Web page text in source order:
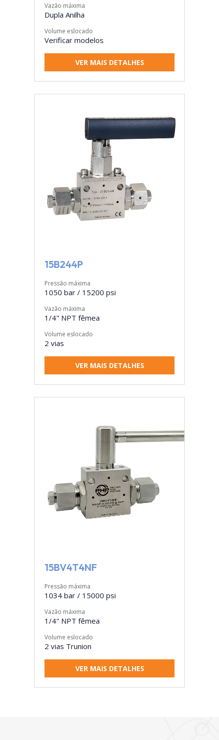
Vazão máxima
Dupla Anilha
Volume eslocado
Verificar modelos
VER MAIS DETALHES
15B244P
Pressão máxima
1050 bar / 15200 psi
Vazão máxima
1/4" NPT fêmea
Volume eslocado
2 vias
VER MAIS DETALHES
15BV4T4NF
Pressão máxima
1034 bar / 15000 psi
Vazão máxima
1/4" NPT fêmea
Volume eslocado
2 vias Trunion
VER MAIS DETALHES